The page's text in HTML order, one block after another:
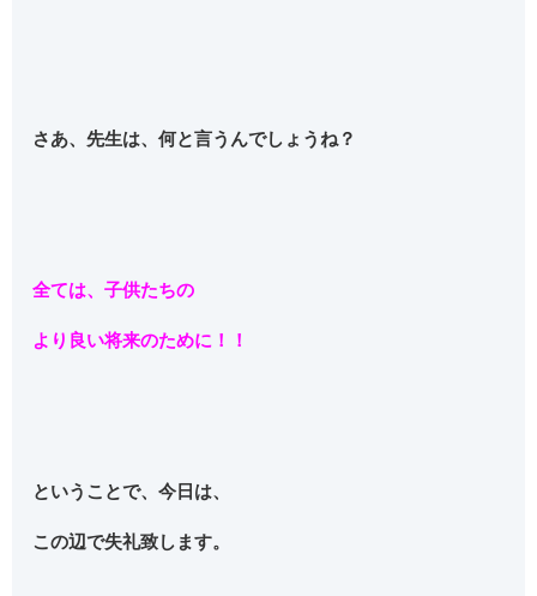
さあ、先生は、何と言うんでしょうね？
全ては、子供たちの
より良い将来のために！！
ということで、今日は、
この辺で失礼致します。